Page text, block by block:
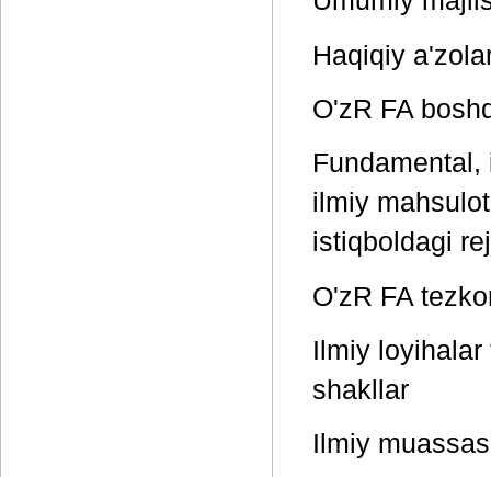
Haqiqiy
O'zR FA
ilmiy
istiqboldagi
O'zR FA
Ilmiy
shakllar
Ilmiy